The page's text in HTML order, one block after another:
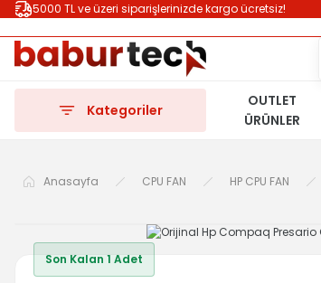
5000 TL ve üzeri siparişlerinizde kargo ücretsiz!
Kategoriler
OUTLET
ÜRÜNLER
Anasayfa CPU FAN HP CPU FAN
Son Kalan 1 Adet